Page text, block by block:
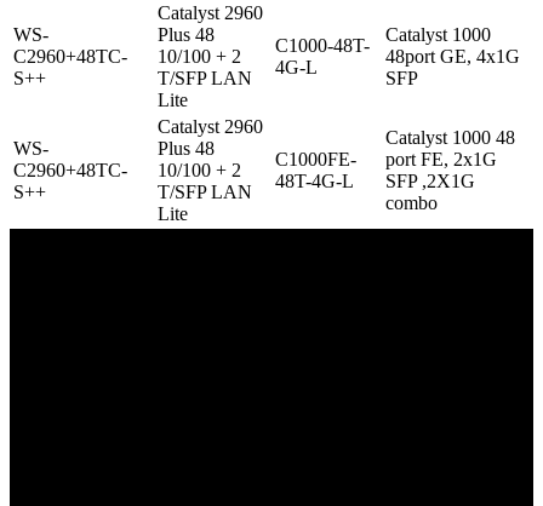
WS-
C2960+48TC-
S++
Catalyst 2960
Plus 48
10/100 + 2
T/SFP LAN
Lite
C1000-48T-
4G-L
Catalyst 1000
48port GE, 4x1G
SFP
WS-
C2960+48TC-
S++
Catalyst 2960
Plus 48
10/100 + 2
T/SFP LAN
Lite
C1000FE-
48T-4G-L
Catalyst 1000 48
port FE, 2x1G
SFP ,2X1G
combo